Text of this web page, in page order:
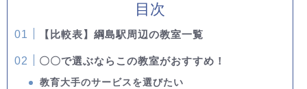
目次
【比較表】綱島駅周辺の教室一覧
〇〇で選ぶならこの教室がおすすめ！
教育大手のサービスを選びたい